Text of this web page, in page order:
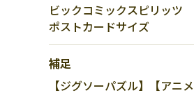
ビックコミックスピリッツ
ポストカードサイズ
補足
【ジグソーパズル】【ア